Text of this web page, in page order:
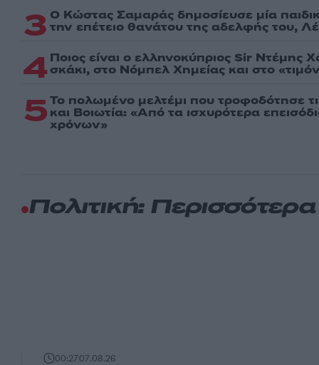
3 Ο Κώστας Σαμαράς δημοσίευσε μία
την επέτειο θανάτου της αδελφής του,
4 Ποιος είναι ο ελληνοκύπριος Sir Ντέμης
σκάκι, στο Νόμπελ Χημείας και στο
5Το πολωμένο μελτέμι που τροφοδότησε
και Βοιωτία: «Από τα ισχυρότερα
χρόνων»
Πολιτική:
00:2707.08.26